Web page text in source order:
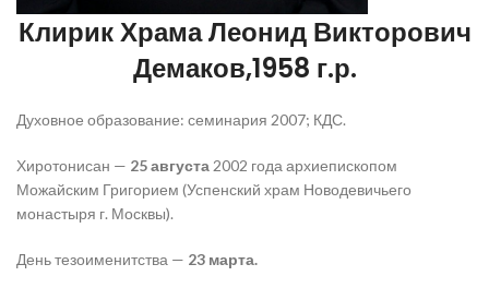
Клирик Храма Леонид Викторович
Демаков,1958 г.р.
Духовное образование: семинария 2007; КДС.
Хиротонисан — 25 августа 2002 года архиепископом
Можайским Григорием (Успенский храм Новодевичьего
монастыря г. Москвы).
День тезоименитства — 23 марта.